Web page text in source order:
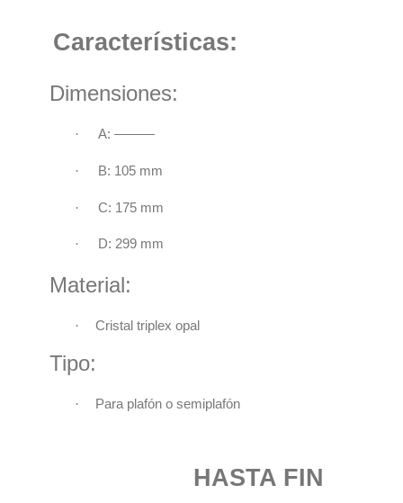
Características:
Dimensiones:
· A: ———
· B: 105 mm
· C: 175 mm
· D: 299 mm
Material:
· Cristal triplex opal
Tipo:
· Para plafón o semiplafón
HASTA FIN